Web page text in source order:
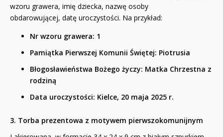
wzoru grawera, imię dziecka, nazwę osoby
obdarowującej, datę uroczystości. Na przykład:
Nr wzoru grawera: 1
Pamiątka Pierwszej Komunii Świętej: Piotrusia
Błogosławieństwa Bożego życzy: Matka Chrzestna z
rodziną
Data uroczystości: Kielce, 20 maja 2025 r.
3. Torba prezentowa z motywem pierwszokomunijnym